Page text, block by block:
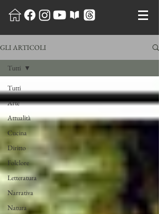
GLI ARTICOLI
Tutti
Arte
Attualità
Cucina
Diritto
Folclore
Letteratura
Narrativa
Natura
Tutti